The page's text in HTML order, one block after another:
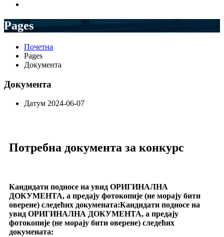
Pages
Почетна
Pages
Документа
Документа
Датум 2024-06-07
Потребна документа за конкурс
Кандидати подносе на увид ОРИГИНАЛНА
ДОКУМЕНТА, а предају фотокопије (не морају бити
оверене) следећих докумената:Кандидати подносе на
увид ОРИГИНАЛНА ДОКУМЕНТА, а предају
фотокопије (не морају бити оверене) следећих
докумената: